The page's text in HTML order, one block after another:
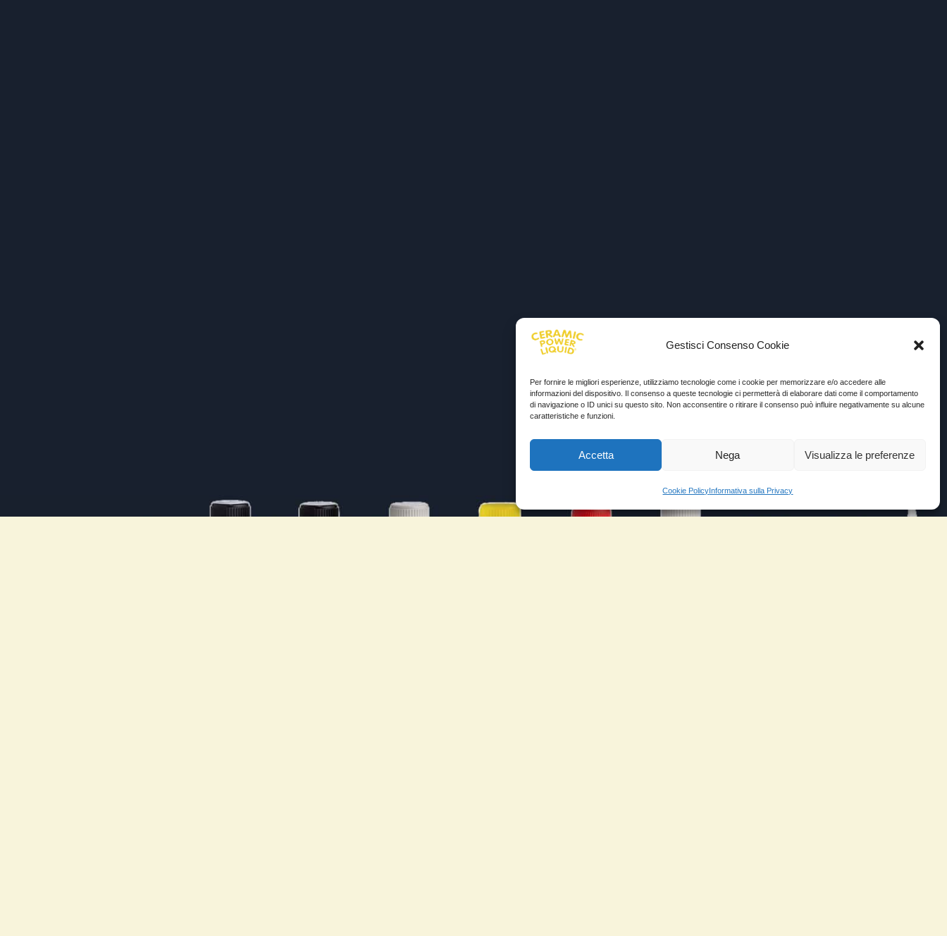
Gestisci Consenso Cookie
Per fornire le migliori esperienze, utilizziamo tecnologie come i cookie per memorizzare e/o accedere alle
informazioni del dispositivo. Il consenso a queste tecnologie ci permetterà di elaborare dati come il comportamento
di navigazione o ID unici su questo sito. Non acconsentire o ritirare il consenso può influire negativamente su alcune
caratteristiche e funzioni.
Accetta Nega Visualizza le preferenze
Cookie PolicyInformativa sulla Privacy